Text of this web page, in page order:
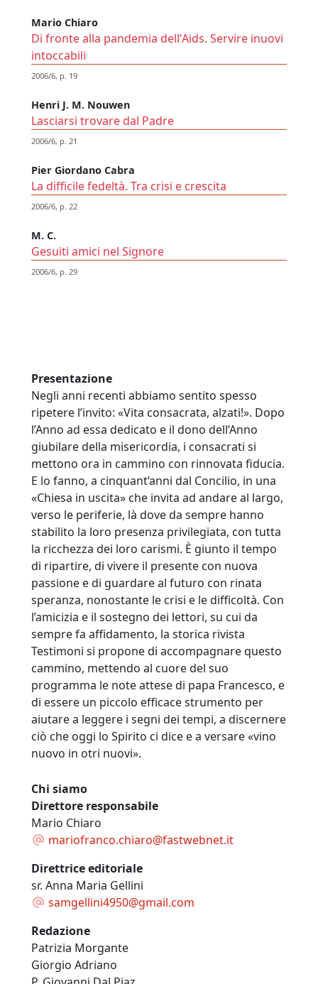
Mario Chiaro
Di fronte alla pandemia dell'Aids. Servire inuovi
intoccabili
2006/6, p. 19
Henri J. M. Nouwen
Lasciarsi trovare dal Padre
2006/6, p. 21
Pier Giordano Cabra
La difficile fedeltà. Tra crisi e crescita
2006/6, p. 22
M. C.
Gesuiti amici nel Signore
2006/6, p. 29
Presentazione
Negli anni recenti abbiamo sentito spesso
ripetere l’invito: «Vita consacrata, alzati!». Dopo
l’Anno ad essa dedicato e il dono dell’Anno
giubilare della misericordia, i consacrati si
mettono ora in cammino con rinnovata fiducia.
E lo fanno, a cinquant’anni dal Concilio, in una
«Chiesa in uscita» che invita ad andare al largo,
verso le periferie, là dove da sempre hanno
stabilito la loro presenza privilegiata, con tutta
la ricchezza dei loro carismi. È giunto il tempo
di ripartire, di vivere il presente con nuova
passione e di guardare al futuro con rinata
speranza, nonostante le crisi e le difficoltà. Con
l’amicizia e il sostegno dei lettori, su cui da
sempre fa affidamento, la storica rivista
Testimoni si propone di accompagnare questo
cammino, mettendo al cuore del suo
programma le note attese di papa Francesco, e
di essere un piccolo efficace strumento per
aiutare a leggere i segni dei tempi, a discernere
ciò che oggi lo Spirito ci dice e a versare «vino
nuovo in otri nuovi».
Chi siamo
Direttore responsabile
Mario Chiaro
mariofranco.chiaro@fastwebnet.it
Direttrice editoriale
sr. Anna Maria Gellini
samgellini4950@gmail.com
Redazione
Patrizia Morgante
Giorgio Adriano